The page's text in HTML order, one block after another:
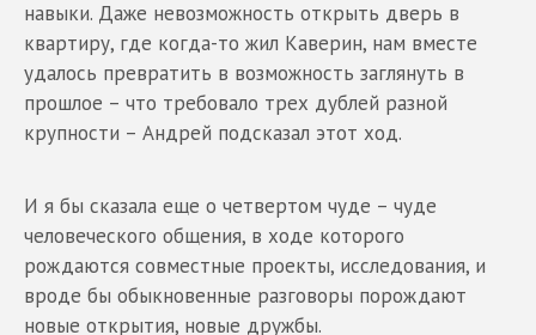
навыки. Даже невозможность открыть дверь в
квартиру, где когда-то жил Каверин, нам вместе
удалось превратить в возможность заглянуть в
прошлое – что требовало трех дублей разной
крупности – Андрей подсказал этот ход.
И я бы сказала еще о четвертом чуде – чуде
человеческого общения, в ходе которого
рождаются совместные проекты, исследования, и
вроде бы обыкновенные разговоры порождают
новые открытия, новые дружбы.